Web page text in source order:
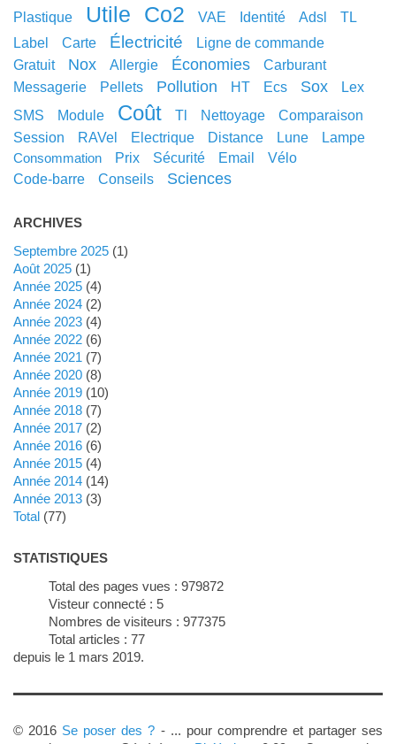
plastique
utile co2 VAE identité adsl
TL
label
carte électricité
ligne de commande
gratuit
nox allergie économies
carburant
messagerie
pellets pollution HT ecs sox
lex
SMS
module coût tl nettoyage
comparaison
session
RAVel electrique distance lune lampe
consommation prix sécurité email
vélo
code-barre
conseils sciences
ARCHIVES
septembre 2025(1)
août 2025(1)
année 2025(4)
année 2024(2)
année 2023(4)
année 2022(6)
année 2021 (7)
année 2020(8)
année 2019(10)
année 2018(7)
année 2017(2)
année 2016(6)
année 2015(4)
année 2014(14)
année 2013(3)
total (77)
STATISTIQUES
Total des pages vues : 979872
Visteur connecté : 5
Nombres de visiteurs : 977375
Total articles : 77
depuis le 1 mars 2019.
© 2016 Se poser des ? - ... pour comprendre et partager ses